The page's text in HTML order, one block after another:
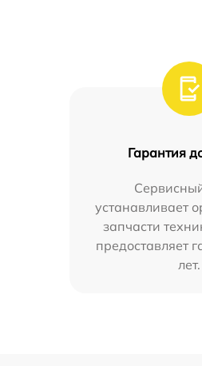
Гарантия
устанавливает
запчасти
предоставляет
лет.